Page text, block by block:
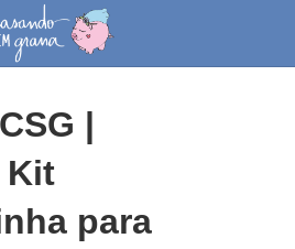
|
Kit
para